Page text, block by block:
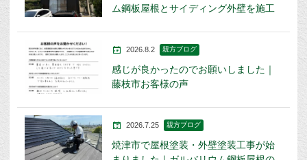
ム鋼板屋根とサイディング外壁を施工
2026.8.2 親方ブログ
感じが良かったのでお願いしました｜
藤枝市お客様の声
2026.7.25 親方ブログ
焼津市で屋根塗装・外壁塗装工事が始